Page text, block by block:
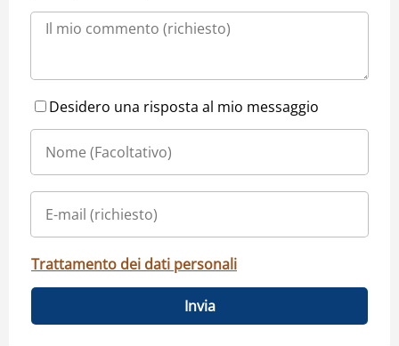
Desidero una risposta al mio messaggio
Trattamento dei dati personali
Invia